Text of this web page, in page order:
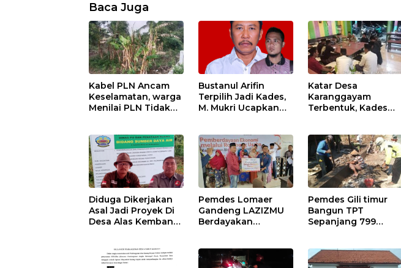
Baca Juga
Kabel PLN Ancam
Keselamatan, warga
Menilai PLN Tidak
Bustanul Arifin
Terpilih Jadi Kades,
M. Mukri Ucapkan
Katar Desa
Karanggayam
Terbentuk, Kades
Desa
Diduga Dikerjakan
Asal Jadi Proyek Di
Desa Alas Kembang,
Jangan Kendor
Pemdes Lomaer
Gandeng LAZIZMU
Berdayakan
Pemdes Gili timur
Bangun TPT
Sepanjang 799